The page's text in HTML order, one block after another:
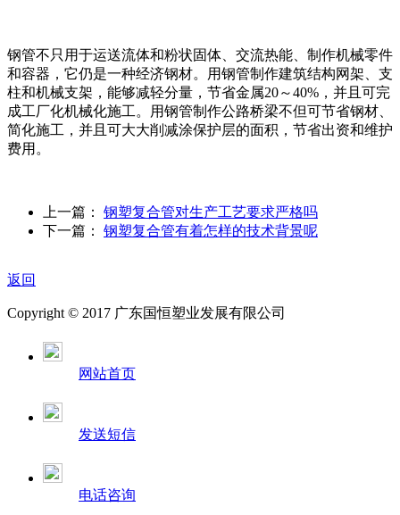
钢管不只用于运送流体和粉状固体、交流热能、制作机械零件
和容器，它仍是一种经济钢材。用钢管制作建筑结构网架、支
柱和机械支架，能够减轻分量，节省金属20～40%，并且可完
成工厂化机械化施工。用钢管制作公路桥梁不但可节省钢材、
简化施工，并且可大大削减涂保护层的面积，节省出资和维护
费用。
上一篇： 钢塑复合管对生产工艺要求严格吗
下一篇： 钢塑复合管有着怎样的技术背景呢
返回
Copyright © 2017 广东国恒塑业发展有限公司
网站首页
发送短信
电话咨询